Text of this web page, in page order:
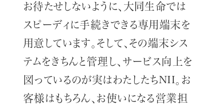
お待たせしないように、大同生命では
スピーディに手続きできる専用端末を
用意しています。そして、その端末シス
テムをきちんと管理し、サービス向上を
図っているのが実はわたしたちNII。お
客様はもちろん、お使いになる営業担